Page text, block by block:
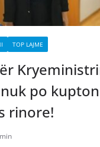
TOP LAJME
po
rinore!